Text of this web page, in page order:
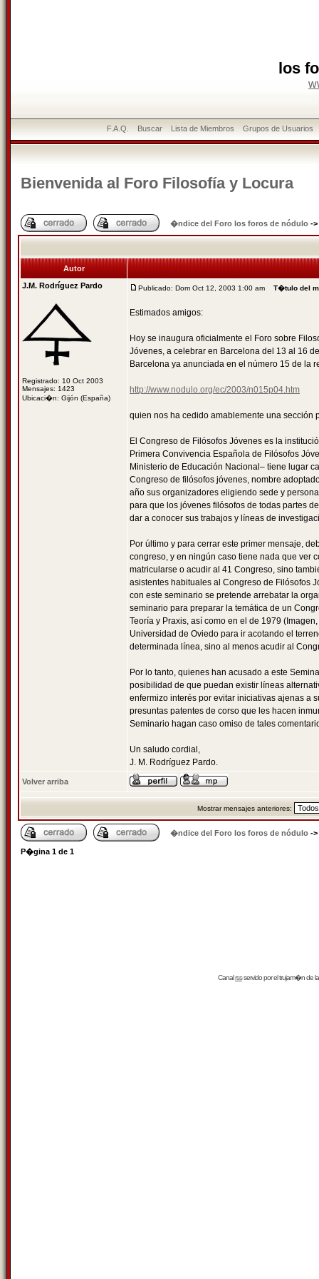
los
F.A.Q. Buscar Lista de Miembros Grupos de Usuarios
Bienvenida al Foro Filosofí­a y Locura
�ndice del Foro los foros de nódulo ->
Autor
J.M. Rodríguez Pardo
Registrado: 10 Oct 2003
Mensajes: 1423
Ubicaci�n: Gijón (España)
Publicado: Dom Oct 12, 2003 1:00 am T�tulo del
Estimados amigos:
Hoy se inaugura oficialmente el Foro sobre
Jóvenes, a celebrar en Barcelona del 13 al 16
Barcelona ya anunciada en el número 15 de la
http://www.nodulo.org/ec/2003/n015p04.htm
quien nos ha cedido amablemente una sección
El Congreso de Filósofos Jóvenes es la
Primera Convivencia Española de Filósofos
Ministerio de Educación Nacional– tiene lugar
Congreso de filósofos jóvenes, nombre
año sus organizadores eligiendo sede y
para que los jóvenes filósofos de todas partes
dar a conocer sus trabajos y líneas de
Por último y para cerrar este primer mensaje,
congreso, y en ningún caso tiene nada que ver
matricularse o acudir al 41 Congreso, sino
asistentes habituales al Congreso de Filósofos
con este seminario se pretende arrebatar la
seminario para preparar la temática de un
Teoría y Praxis, así como en el de 1979
Universidad de Oviedo para ir acotando el
determinada línea, sino al menos acudir al
Por lo tanto, quienes han acusado a este
posibilidad de que puedan existir líneas
enfermizo interés por evitar iniciativas ajenas a
presuntas patentes de corso que les hacen
Seminario hagan caso omiso de tales
Un saludo cordial,
J. M. Rodríguez Pardo.
Volver arriba
Mostrar mensajes anteriores:
�ndice del Foro los foros de nódulo ->
P�gina 1 de 1
Canalrssservido por eltrujam�nde